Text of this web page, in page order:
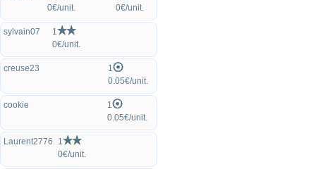
0€/unit.
0€/unit.
sylvain07
1
0€/unit.
creuse23
1
0.05€/unit.
cookie
1
0.05€/unit.
Laurent2776
1
0€/unit.